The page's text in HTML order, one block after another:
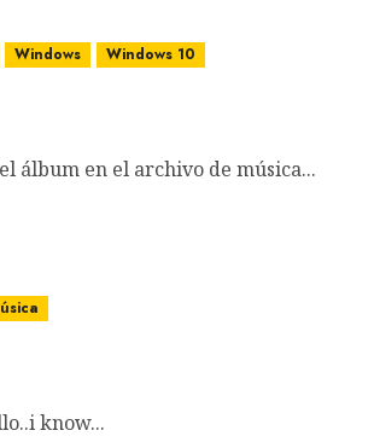
Windows Windows 10
álbum en el archivo de música...
know...